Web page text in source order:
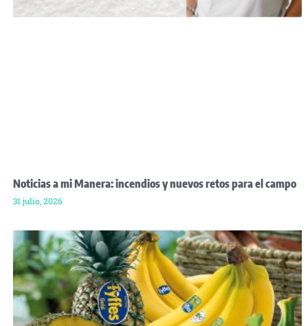
Noticias a mi Manera: incendios y nuevos retos para el campo
31 julio, 2026